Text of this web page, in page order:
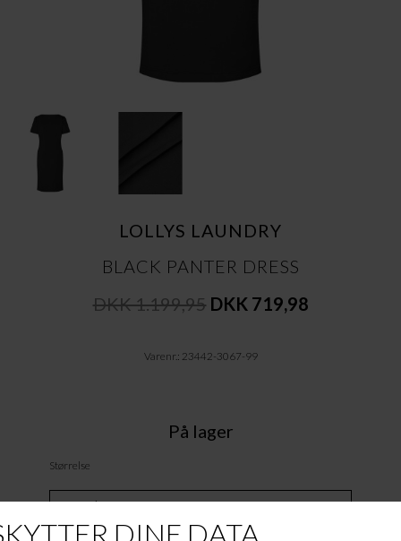
LOLLYS LAUNDRY
BLACK PANTER DRESS
DKK 1.199,95 DKK 719,98
Varenr.: 23442-3067-99
På lager
Størrelse